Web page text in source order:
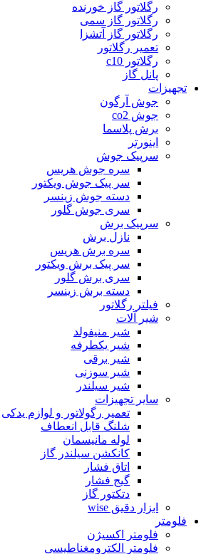
رگلاتور گاز خورنده
رگلاتور گاز سمی
رگلاتور گاز آتشزا
تعمیر رگلاتور
رگلاتور c10
پانل گاز
تجهیزات
جوش آرگون
جوش co2
برش پلاسما
اینورتر
سرپیک جوش
سره جوش هریس
سر پیک جوش ویکتور
دسته جوش زینسر
سری جوش گلور
سرپیک برش
نازل برش
سره برش هریس
سر پیک برش ویکتور
سری برش گلور
دسته برش زینسر
فیلتر رگلاتور
شیر آلات
شیر منیفولد
شیر یکطرفه
شیر برقی
شیر سوزنی
شیر سیلندر
سایر تجهیزات
تعمیر رگولاتور و لوازم یدکی
شلنگ قابل انعطاف
لوله مانیسمان
کانکشن سیلندر گاز
اتاق فشار
گیج فشار
دتکتور گاز
ابزار دقیق wise
فلومتر
فلومتر اکسیژن
فلومتر الکترومغناطیسی